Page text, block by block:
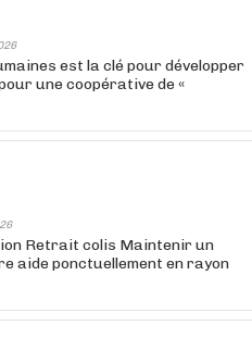
est la clé pour développer
une coopérative de «
Retrait colis Maintenir un
aide ponctuellement en rayon